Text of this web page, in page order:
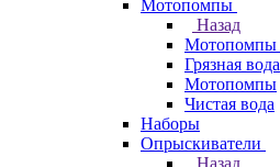
Мотопомпы
Назад
Мотопомпы
Грязная вода
Мотопомпы
Чистая вода
Наборы
Опрыскиватели
Назад